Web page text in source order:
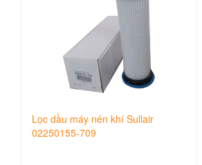
Lọc dầu máy nén khí Sullair
02250155-709